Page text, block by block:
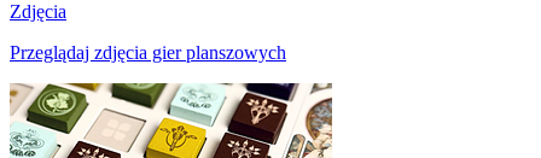
Zdjęcia
Przeglądaj zdjęcia gier planszowych